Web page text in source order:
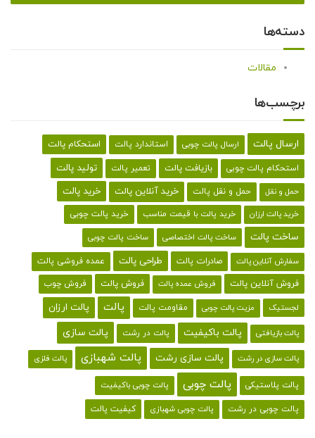
دسته‌ها
مقالات
برچسب‌ها
ارسال پالت ارسال پالت چوبی استاندارد پالت استحکام پالت
استحکام پالت چوبی بازیافت پالت تعمیر پالت تولید پالت
حمل و نقل حمل و نقل پالت خرید آنلاین پالت خرید پالت
خرید پالت ارزان خرید پالت با قیمت مناسب خرید پالت چوبی
ساخت پالت ساخت پالت اختصاصی ساخت پالت چوبی
سفارش آنلاین پالت صادرات پالت طراحی پالت عمده فروشی پالت
فروش آنلاین پالت فروش عمده پالت فروش پالت فروش چوب
لجستیک مزیت پالت چوبی مقاومت پالت پالت پالت ارزان
پالت بازیافتی پالت باکیفیت پالت در رشت پالت سازی
پالت سازی در رشت پالت سازی رشت پالت شهبازی پالت فلزی
پالت پلاستیکی پالت چوبی پالت چوبی باکیفیت
پالت چوبی در رشت پالت چوبی شهبازی کیفیت پالت